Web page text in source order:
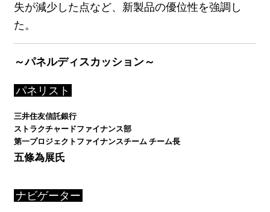
失が減少した点など、新製品の優位性を強調し
た。
～パネルディスカッション～
パネリスト
三井住友信託銀⾏
ストラクチャードファイナンス部
第一プロジェクトファイナンスチーム チーム⻑
五條為展氏
ナビゲーター